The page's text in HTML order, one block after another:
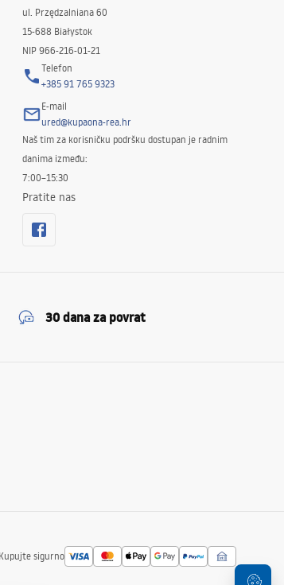
ul. Przędzalniana 60
15-688 Białystok
NIP 966-216-01-21
Telefon
+385 91 765 9323
E-mail
ured@kupaona-rea.hr
Naš tim za korisničku podršku dostupan je radnim
danima između:
7:00–15:30
Pratite nas
30 dana za povrat
Kupujte sigurno